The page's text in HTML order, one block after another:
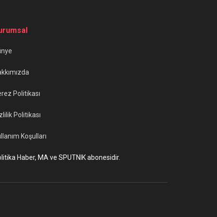
Politikası
Politikası
Koşulları
Haber, MA ve SPUTNIK abonesidir.